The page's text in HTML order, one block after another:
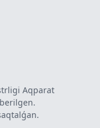
Aqparat